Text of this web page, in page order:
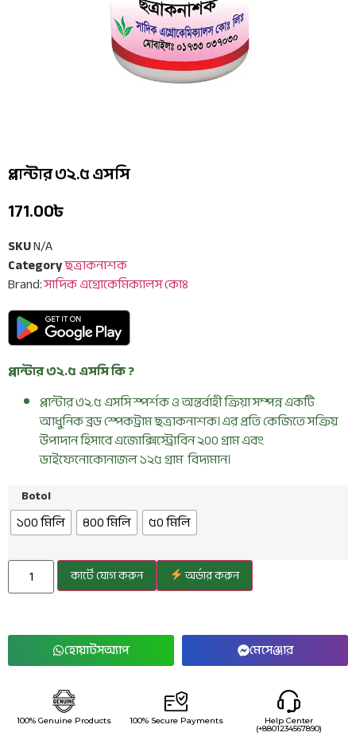
প্লান্টার ৩২.৫ এসসি
171.00৳
SKUN/A
Categoryছত্রাকনাশক
Brand:সাদিক এগ্রোকেমিক্যালস কোঃ
প্লান্টার ৩২.৫ এসসি কি ?
প্লান্টার ৩২.৫ এসসি স্পর্শক ও অন্তর্বাহী ক্রিয়া সম্পন্ন একটি
আধুনিক ব্রড স্পেকট্রাম ছত্রাকনাশক।এর প্রতি কেজিতে সক্রিয়
উপাদান হিসাবে এজোক্সিস্ট্রোবিন ২০০ গ্রাম এবং
ডাইফেনোকোনাজল ১২৫ গ্রামবিদ্যমান।
Botol
১০০ মিলি ৪০০ মিলি ৫০ মিলি
কার্টে যোগ করুন অর্ডার করুন
হোয়াটসঅ্যাপ মেসেঞ্জার
100% Genuine Products 100% Secure Payments Help Center
(+8801234567890)